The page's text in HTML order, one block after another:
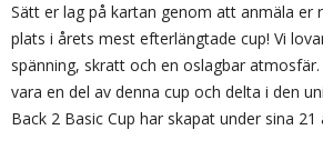
Sätt er lag på kartan genom att anmäla er
plats i årets mest efterlängtade cup! Vi
spänning, skratt och en oslagbar
vara en del av denna cup och delta i den
Back 2 Basic Cup har skapat under sina 21